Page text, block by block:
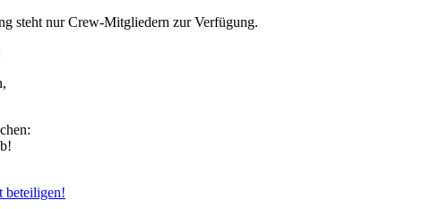
steht nur Crew-Mitgliedern zur Verfügung.
beteiligen!